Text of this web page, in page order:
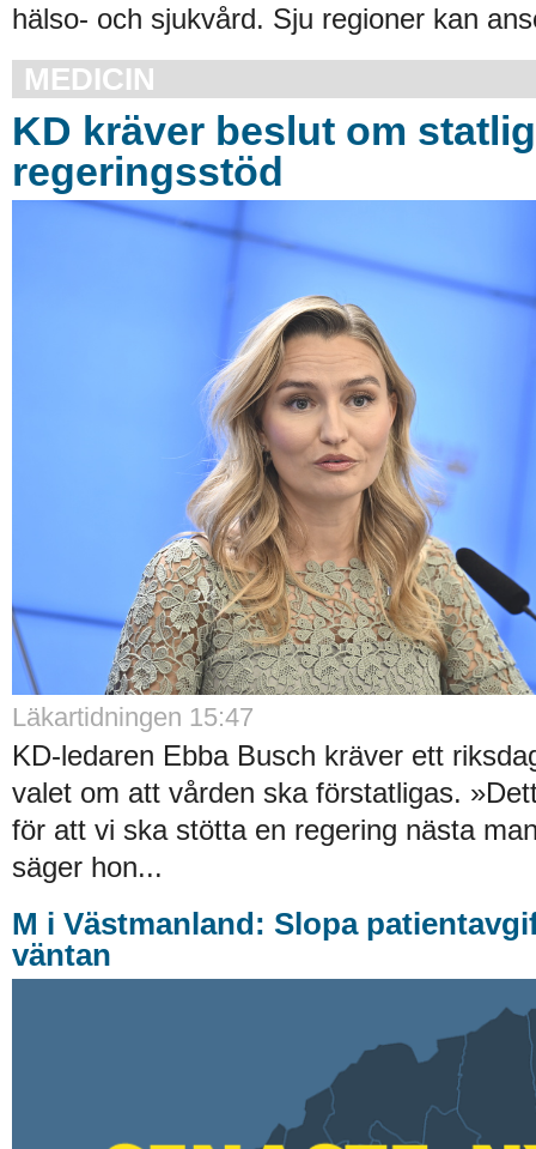
hälso- och sjukvård. Sju regioner kan
MEDICIN
KD kräver beslut om
regeringsstöd
Läkartidningen 15:47
KD-ledaren Ebba Busch kräver ett
valet om att vården ska förstatligas.
för att vi ska stötta en regering nästa
säger hon...
M i Västmanland: Slopa
väntan